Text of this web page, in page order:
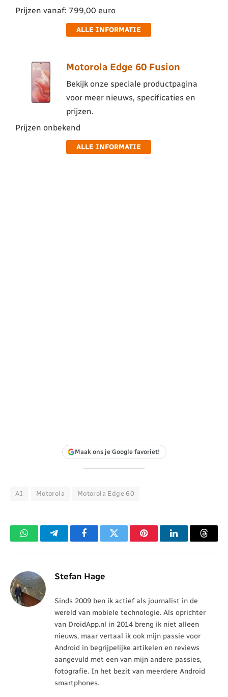
Prijzen vanaf: 799,00 euro
ALLE INFORMATIE
Motorola Edge 60 Fusion
Bekijk onze speciale productpagina
voor meer nieuws, specificaties en
prijzen.
Prijzen onbekend
ALLE INFORMATIE
Maak ons je Google favoriet!
AI Motorola Motorola Edge 60
WhatsAppTelegramFacebookTwitter PinterestLinkedIn
Stefan Hage
Sinds 2009 ben ik actief als journalist in de
wereld van mobiele technologie. Als oprichter
van DroidApp.nl in 2014 breng ik niet alleen
nieuws, maar vertaal ik ook mijn passie voor
Android in begrijpelijke artikelen en reviews
aangevuld met een van mijn andere passies,
fotografie. In het bezit van meerdere Android
smartphones.